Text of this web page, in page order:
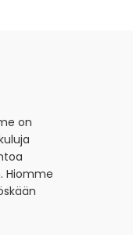
on
Hiomme